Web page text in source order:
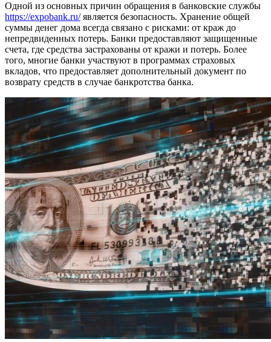
Одной из основных причин обращения в банковские службы
https://expobank.ru/является безопасность. Хранение общей
суммы денег дома всегда связано с рисками: от краж до
непредвиденных потерь. Банки предоставляют защищенные
счета, где средства застрахованы от кражи и потерь. Более
того, многие банки участвуют в программах страховых
вкладов, что предоставляет дополнительный документ по
возврату средств в случае банкротства банка.